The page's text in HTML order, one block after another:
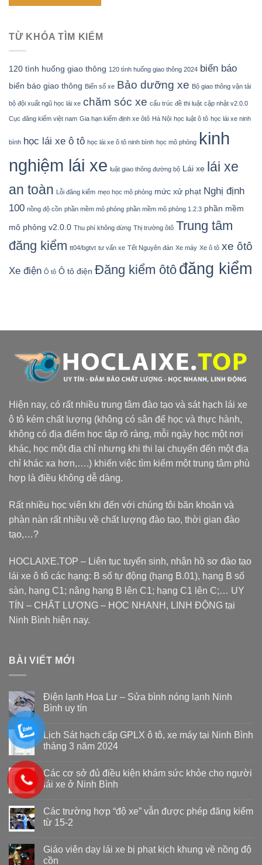
TỪ KHÓA TÌM KIẾM
120 tình huống giao thông 120 tình huống giao thông 2024 biển báo
biển báo giao thông Biển số xe Bảo dưỡng xe Bộ giao thông vận tải
bộ đội xuất ngũ học lái xe chăm sóc xe cấu trúc đề thi luật cập nhật v2.0.0
Cục đăng kiểm việt nam Gia hạn kiểm định xe ôtô Hà Nội học luật ô tô học lái xe ninh
bình học lái xe ô tô học lái xe ô tô ninh bình học mô phỏng kinh
nghiệm lái xe luật giao thông đường bộ Lái xe
lái xe
an toàn
Lỗi đăng kiểm mẹo học mô phỏng mức xử phạt Nghị định
100 nồng độ cồn phần mềm mô phỏng phần mềm mô phỏng 1.2.3 phần mềm
mô phỏng v2.0.0 Thu phí không dừng Thị trường ôtô Trung tâm
đăng kiểm tt04/bgtvt tư vấn xe Tết Nguyên đán Xe máy Xe ô tô xe ôtô
Xe điện Ô tô Ô tô điện Đăng kiểm ôtô đăng kiểm
Hiện nay, có rất nhiều trung tâm đào tạo và sát hạch lái xe
ô tô kém chất lượng (không có sân để học và thực hành,
không có địa điểm học tập rõ ràng, mỗi ngày học một nơi
khác, học một địa chỉ nhưng khi thi lại chuyển đến một địa
chỉ khác xa hơn,….) khiến việc tìm kiếm một trung tâm phù
hợp là điều không dễ dàng.
Rất nhiều học viên khi đến với chúng tôi băn khoăn và
phàn nàn rất nhiều về chất lượng đào tạo, thời gian đào
tạo,…?
HOCLAIXE.TOP – Liên tục tuyển sinh, nhận hồ sơ đào tạo
lái xe ô tô các hạng: B số tự động (hạng B.01), hạng B số
sàn, hạng C1; nâng hạng B lên C1; hạng C1 lên C;… UY
TÍN – CHẤT LƯỢNG – HỌC NHANH, LINH ĐỘNG tại
Ninh Bình hiện nay.
BÀI VIẾT MỚI
Điện lạnh Hoa Lư – Sửa bình nóng lạnh Ninh
Bình uy tín
Lịch Sát hạch cấp GPLX ô tô, xe máy tại Ninh Bình
tháng 3 năm 2024
Các cơ sở đủ điều kiện khám sức khỏe cho người
lái xe ở Ninh Bình
Các trường hợp “độ xe” vẫn được phép đăng kiểm
từ 15-2
Giáo viên dạy lái xe bị phạt kịch khung về nồng độ
cồn